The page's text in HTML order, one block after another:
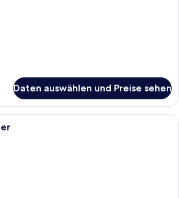
Daten auswählen und Preise sehen
Ein Hotelzimmer mit einem Bett,